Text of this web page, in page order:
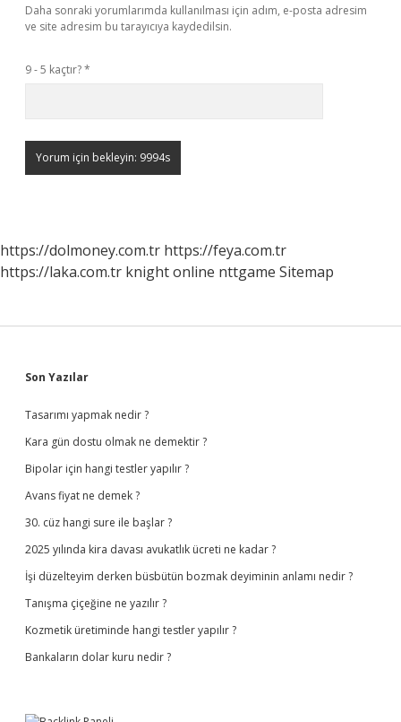
Daha sonraki yorumlarımda kullanılması için adım, e-posta adresim
ve site adresim bu tarayıcıya kaydedilsin.
9 - 5 kaçtır?*
https://dolmoney.com.tr https://feya.com.tr
https://laka.com.tr knight online nttgame Sitemap
Sidebar
Son Yazılar
Tasarımı yapmak nedir ?
Kara gün dostu olmak ne demektir ?
Bipolar için hangi testler yapılır ?
Avans fiyat ne demek ?
30. cüz hangi sure ile başlar ?
2025 yılında kira davası avukatlık ücreti ne kadar ?
İşi düzelteyim derken büsbütün bozmak deyiminin anlamı nedir ?
Tanışma çiçeğine ne yazılır ?
Kozmetik üretiminde hangi testler yapılır ?
Bankaların dolar kuru nedir ?